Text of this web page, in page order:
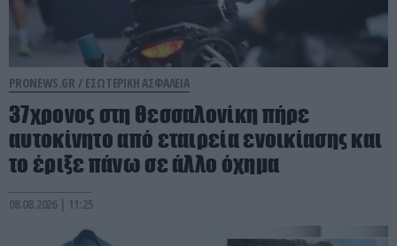
PRONEWS.GR / ΕΣΩΤΕΡΙΚΗ ΑΣΦΑΛΕΙΑ
37χρονος στη Θεσσαλονίκη πήρε
αυτοκίνητο από εταιρεία ενοικίασης και
το έριξε πάνω σε άλλο όχημα
08.08.2026 | 11:25